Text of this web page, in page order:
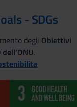
- SDGs
degli Obiettivi
.